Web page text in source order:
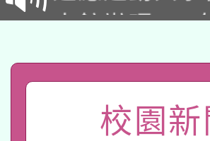
招)
本館辦理115
礎課程
A3數位素養
「數位內容
校園